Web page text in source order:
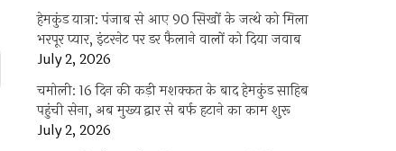
हेमकुंड यात्रा: पंजाब से आए 90 सिखों के जत्थे को मिला
भरपूर प्यार, इंटरनेट पर डर फैलाने वालों को दिया जवाब
July 2, 2026
चमोली: 16 दिन की कड़ी मशक्कत के बाद हेमकुंड साहिब
पहुंची सेना, अब मुख्य द्वार से बर्फ हटाने का काम शुरू
July 2, 2026